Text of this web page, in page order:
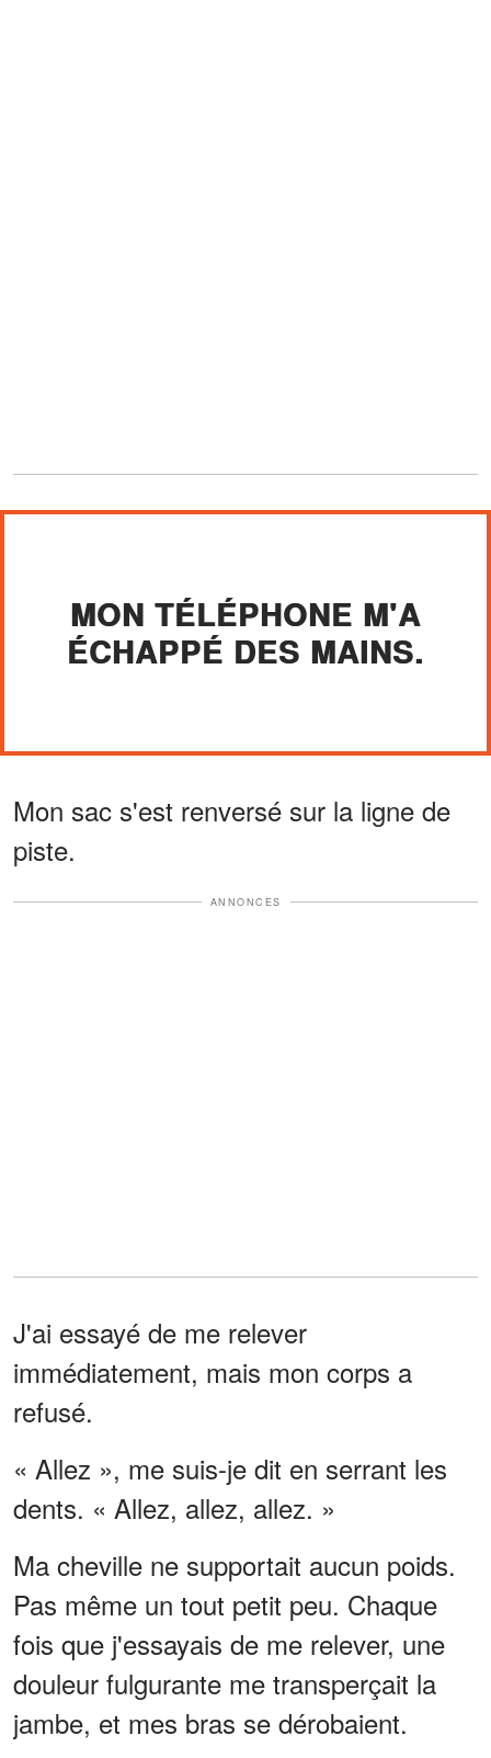
MON TÉLÉPHONE M'A
ÉCHAPPÉ DES MAINS.
Mon sac s'est renversé sur la ligne de
piste.
ANNONCES
J'ai essayé de me relever
immédiatement, mais mon corps a
refusé.
« Allez », me suis-je dit en serrant les
dents. « Allez, allez, allez. »
Ma cheville ne supportait aucun poids.
Pas même un tout petit peu. Chaque
fois que j'essayais de me relever, une
douleur fulgurante me transperçait la
jambe, et mes bras se dérobaient.